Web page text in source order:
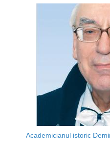
Academicianul istoric